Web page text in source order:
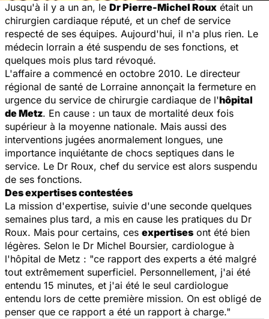
Jusqu'à il y a un an, le Dr Pierre-Michel Roux était un
chirurgien cardiaque réputé, et un chef de service
respecté de ses équipes. Aujourd'hui, il n'a plus rien. Le
médecin lorrain a été suspendu de ses fonctions, et
quelques mois plus tard révoqué.
L'affaire a commencé en octobre 2010. Le directeur
régional de santé de Lorraine annonçait la fermeture en
urgence du service de chirurgie cardiaque de l'hôpital
de Metz. En cause : un taux de mortalité deux fois
supérieur à la moyenne nationale. Mais aussi des
interventions jugées anormalement longues, une
importance inquiétante de chocs septiques dans le
service. Le Dr Roux, chef du service est alors suspendu
de ses fonctions.
Des expertises contestées
La mission d'expertise, suivie d'une seconde quelques
semaines plus tard, a mis en cause les pratiques du Dr
Roux. Mais pour certains, ces expertises ont été bien
légères. Selon le Dr Michel Boursier, cardiologue à
l'hôpital de Metz : "ce rapport des experts a été malgré
tout extrêmement superficiel. Personnellement, j'ai été
entendu 15 minutes, et j'ai été le seul cardiologue
entendu lors de cette première mission. On est obligé de
penser que ce rapport a été un rapport à charge."